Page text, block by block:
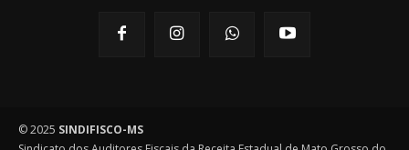
© 2025 SINDIFISCO-MS